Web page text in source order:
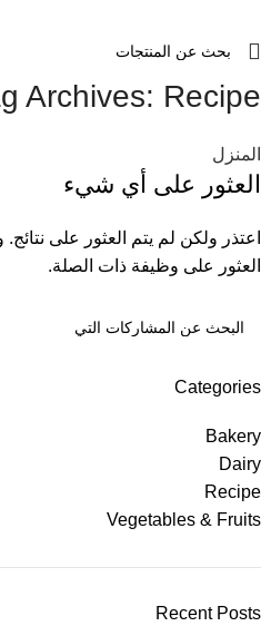
Archives: Recipe
المنزل
العثور على أي شيء
اعتذر ولكن لم يتم العثور على
العثور على وظيفة ذات الصلة.
Categories
Bakery
Dairy
Recipe
Vegetables & Fruits
Recent Posts